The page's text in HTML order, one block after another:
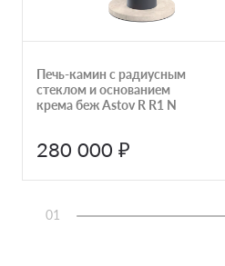
Печь-камин с радиусным
стеклом и основанием
крема беж Astov R R1 N
280 000 ₽
01